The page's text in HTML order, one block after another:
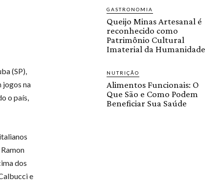
(SP),
jogos na
o país,
dos
e
GASTRONOMIA
Queijo Minas Artesanal é
reconhecido como
Patrimônio Cultural
Imaterial da Humanidade
NUTRIÇÃO
Alimentos Funcionais: O
Que São e Como Podem
Beneficiar Sua Saúde